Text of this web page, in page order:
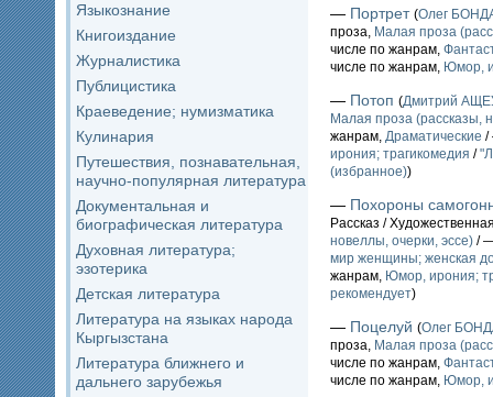
Языкознание
Книгоиздание
Журналистика
Публицистика
Краеведение; нумизматика
Кулинария
Путешествия, познавательная,
научно-популярная литература
Документальная и
биографическая литература
Духовная литература;
эзотерика
Детская литература
Литература на языках народа
Кыргызстана
Литература ближнего и
дальнего зарубежья
— Портрет (Олег
проза, Малая проза
числе по жанрам,
числе по жанрам, Юмор,
— Потоп (Дмитрий
Малая проза (рассказы,
жанрам, Драматические /
ирония; трагикомедия /
(избранное))
— Похороны
Рассказ /
новеллы, очерки, эссе) /
мир женщины; женская
жанрам, Юмор, ирония;
рекомендует)
— Поцелуй (Олег
проза, Малая проза
числе по жанрам,
числе по жанрам, Юмор,